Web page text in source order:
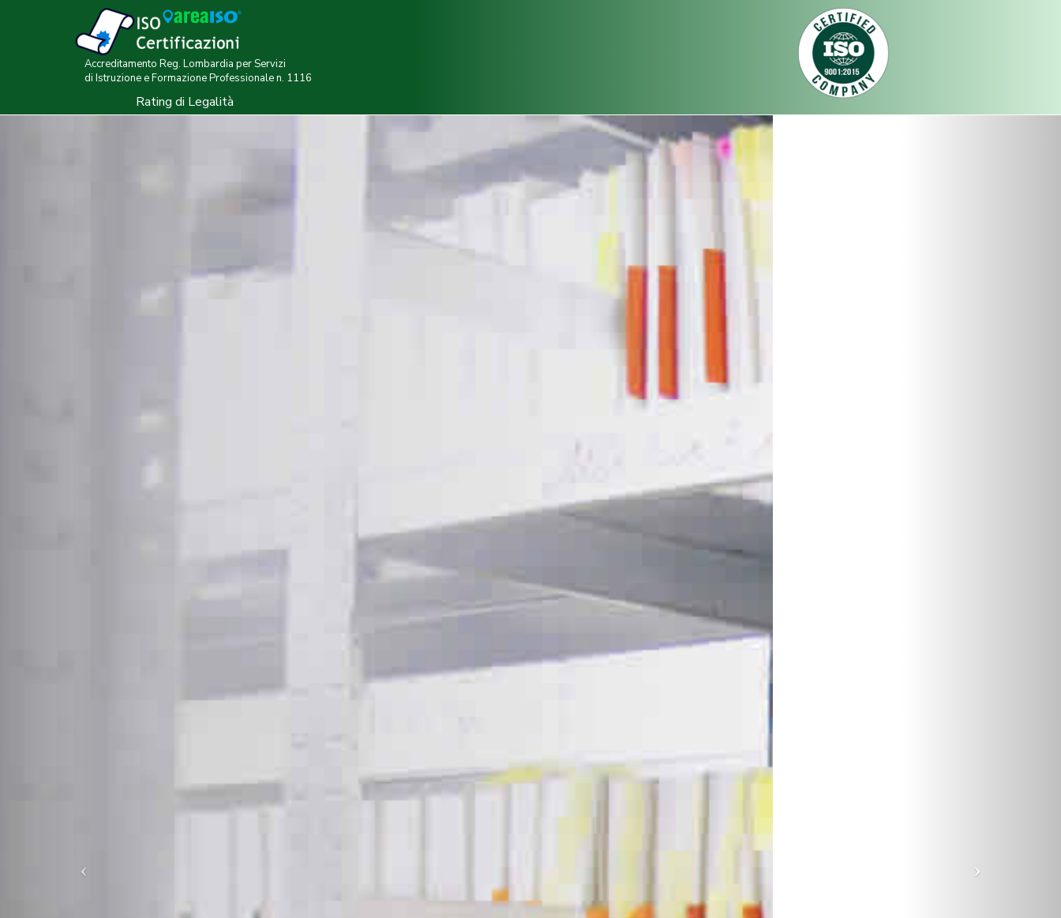
Accreditamento Reg. Lombardia per Servizi
di Istruzione e Formazione Professionale n. 1116
Rating di Legalità